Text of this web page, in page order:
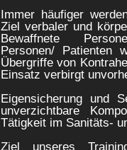
Immer häufiger
Ziel verbaler und
Bewaffnete
Personen/ Patienten
Übergriffe von
Einsatz verbirgt
Eigensicherung und
unverzichtbare
Tätigkeit im Sanitäts-
Ziel unseres